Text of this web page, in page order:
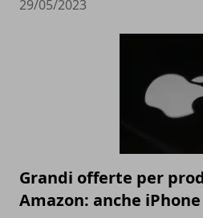
29/05/2023
Grandi offerte per
Amazon: anche